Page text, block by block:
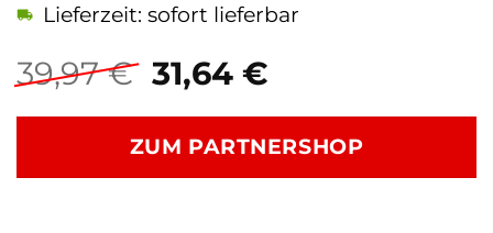
39,97€ Ursprünglicher
Preis
war:
39,97 €
31,64 €Aktueller
ist:
31,64 €.
Lieferzeit: sofort lieferbar
ZUM PARTNERSHOP